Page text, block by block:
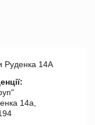
Руденка 14А
14а,